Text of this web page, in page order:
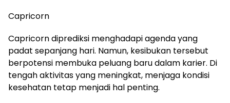
Capricorn
Capricorn diprediksi menghadapi agenda yang
padat sepanjang hari. Namun, kesibukan tersebut
berpotensi membuka peluang baru dalam karier. Di
tengah aktivitas yang meningkat, menjaga kondisi
kesehatan tetap menjadi hal penting.